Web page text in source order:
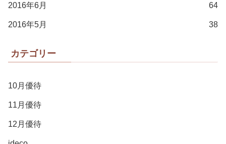
2016年6月 64
2016年5月 38
カテゴリー
10月優待
11月優待
12月優待